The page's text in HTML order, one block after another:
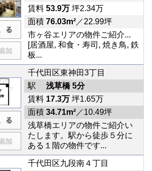
賃料 53.9万坪2.34万
面積 76.03m²／22.99坪
市ヶ谷エリアの物件ご紹介...
[居酒屋, 和食・寿司, 焼き鳥, 鉄
板...
千代田区東神田3丁目
駅 浅草橋 5分
賃料 17.3万坪1.65万
面積 34.71m²／10.49坪
浅草橋エリアの物件ご紹介い
たします。駅から徒歩５分に
ある１階の物件です...
千代田区九段南４丁目